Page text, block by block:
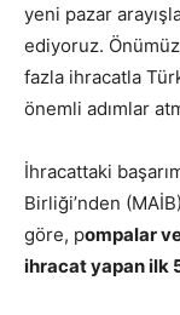
yeni pazar
ediyoruz.
fazla ihracatla
önemli adımlar
İhracattaki
Birliği’nden
göre, pompalar
ihracat yapan ilk